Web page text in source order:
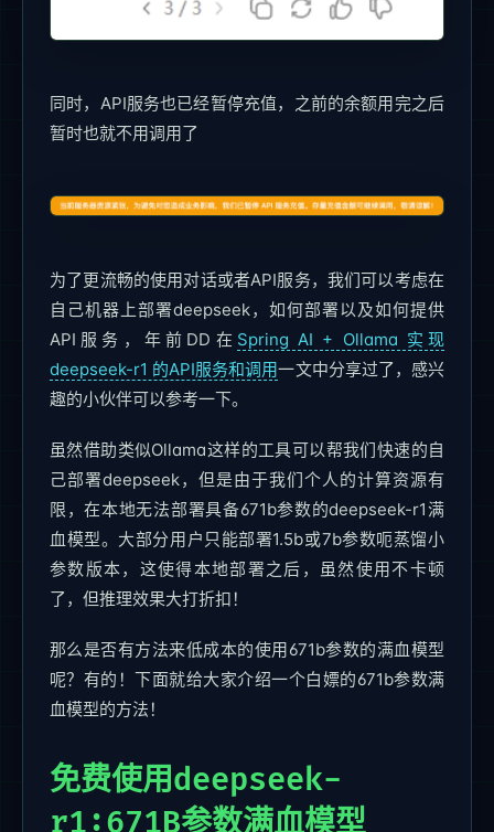
同时，API服务也已经暂停充值，之前的余额用完之后
暂时也就不用调用了
为了更流畅的使用对话或者API服务，我们可以考虑在
自己机器上部署deepseek，如何部署以及如何提供
API服务，年前DD在 Spring AI + Ollama 实现
deepseek-r1 的API服务和调用一文中分享过了，感兴
趣的小伙伴可以参考一下。
虽然借助类似Ollama这样的工具可以帮我们快速的自
己部署deepseek，但是由于我们个人的计算资源有
限，在本地无法部署具备671b参数的deepseek-r1满
血模型。大部分用户只能部署1.5b或7b参数呃蒸馏小
参数版本，这使得本地部署之后，虽然使用不卡顿
了，但推理效果大打折扣！
那么是否有方法来低成本的使用671b参数的满血模型
呢？有的！下面就给大家介绍一个白嫖的671b参数满
血模型的方法！
免费使用deepseek-
r1:671B参数满血模型